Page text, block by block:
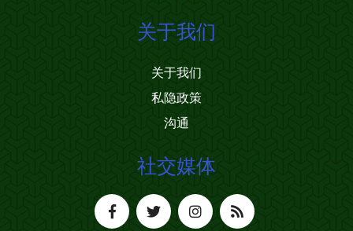
关于我们
关于我们
私隐政策
沟通
社交媒体